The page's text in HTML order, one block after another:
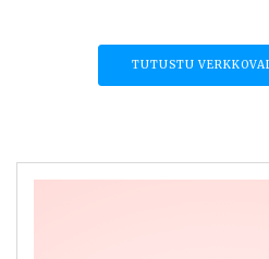
TUTUSTU